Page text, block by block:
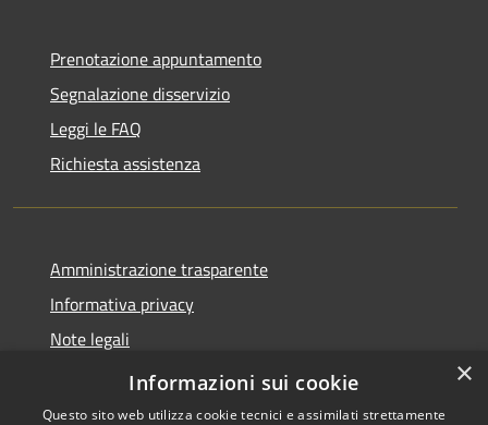
Prenotazione appuntamento
Segnalazione disservizio
Leggi le FAQ
Richiesta assistenza
Amministrazione trasparente
Informativa privacy
Note legali
Dichiarazione di accessibilità
×
Informazioni sui cookie
Questo sito web utilizza cookie tecnici e assimilati strettamente